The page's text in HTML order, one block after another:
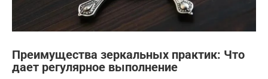
Преимущества зеркальных практик: Что
дает регулярное выполнение